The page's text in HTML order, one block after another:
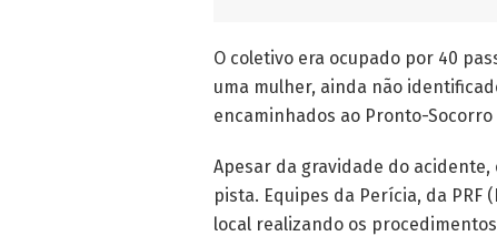
O coletivo era ocupado por 40
uma mulher, ainda não
encaminhados ao Pronto-Socorro
Apesar da gravidade do
pista. Equipes da Perícia, da PRF
local realizando os